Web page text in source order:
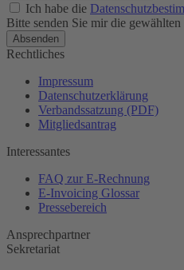
Ich habe die
Bitte senden Sie mir die
Rechtliches
Impressum
Datenschutzerklärung
Verbandssatzung (PDF)
Mitgliedsantrag
Interessantes
FAQ zur E-Rechnung
E-Invoicing Glossar
Pressebereich
Ansprechpartner
Sekretariat